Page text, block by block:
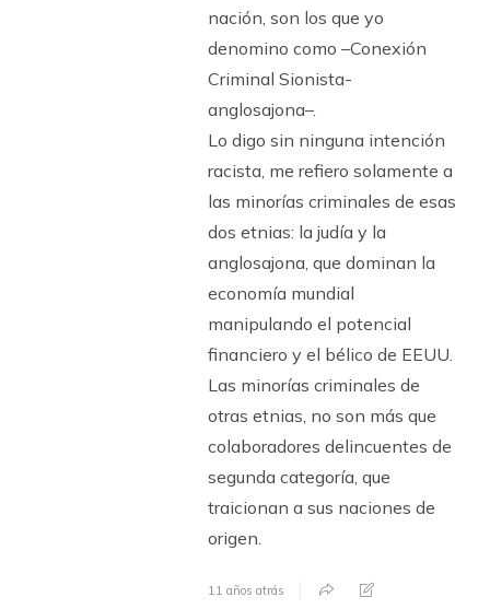
nación, son los que yo
denomino como –Conexión
Criminal Sionista-
anglosajona–.
Lo digo sin ninguna intención
racista, me refiero solamente a
las minorías criminales de esas
dos etnias: la judía y la
anglosajona, que dominan la
economía mundial
manipulando el potencial
financiero y el bélico de EEUU.
Las minorías criminales de
otras etnias, no son más que
colaboradores delincuentes de
segunda categoría, que
traicionan a sus naciones de
origen.
11 años atrás